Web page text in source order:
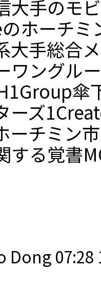
大手のモ
ホーチミ
大手総合
ワングル
傘
ーズ
ーチミン
する覚書
Dong 07:28